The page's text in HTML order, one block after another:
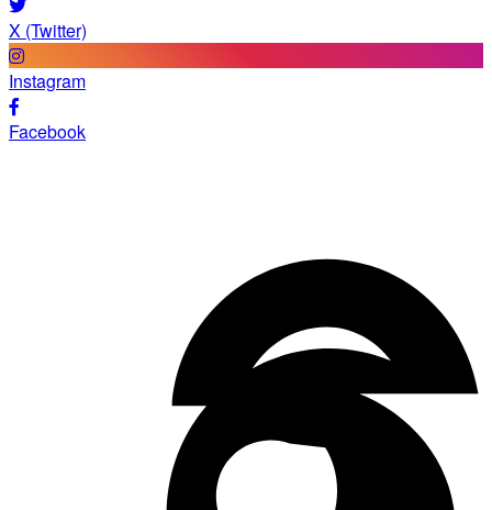
X (Twitter)
Instagram
Facebook